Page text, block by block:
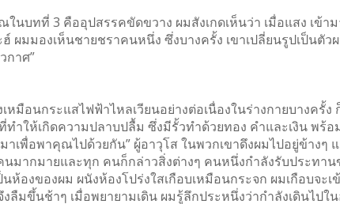
บทที่ 3 คืออุปสรรคขัดขวาง ผมสังเกดเห็นว่า เมื่อแสง เข้า
มมองเห็นชายชราคนหนึ่ง ซึ่งบางครั้ง เขาเปลี่ยนรูปเป็นตัว
กาศ”
มือนกระแสไฟฟ้าไหลเวียนอย่างต่อเนื่องในร่างกายบางครั้ง
ำให้เกิดความปลาบปลื้ม ซึ่งมีรั้วทำด้วยทอง คำและเงิน พร้
เพื่อพาคุณไปด้วยกัน” ผู้อาวุโส ในพวกเขาดึงผมไปอยู่ข้างๆ
มากมายและทุก คนก็กล่าวสิ่งต่างๆ คนหนึ่งกำลังรับประทา
งของผม ผนังห้องโปร่งใสเกือบเหมือนกระจก ผมเกือบจะเ
มขึ้นช้าๆ เมื่อพยายามเดิน ผมรู้ลึกประหนึ่งว่ากำลังเดินไปใ